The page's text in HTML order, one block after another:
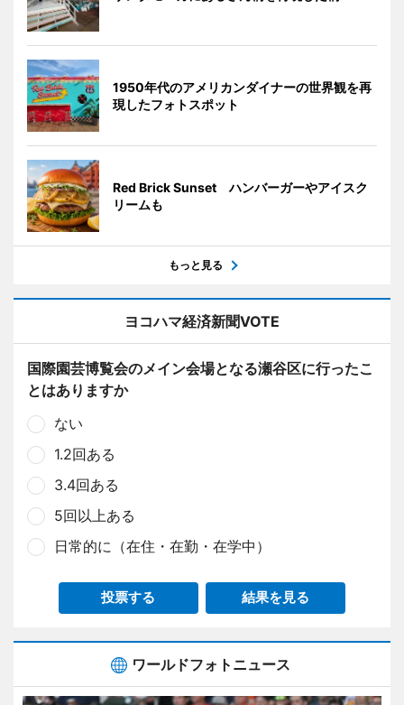
1950年代のアメリカンダイナーの世界観を再
現したフォトスポット
Red Brick Sunset ハンバーガーやアイスク
リームも
もっと見る
ヨコハマ経済新聞VOTE
国際園芸博覧会のメイン会場となる瀬谷区に行ったこ
とはありますか
ない
1.2回ある
3.4回ある
5回以上ある
日常的に（在住・在勤・在学中）
投票する 結果を見る
ワールドフォトニュース